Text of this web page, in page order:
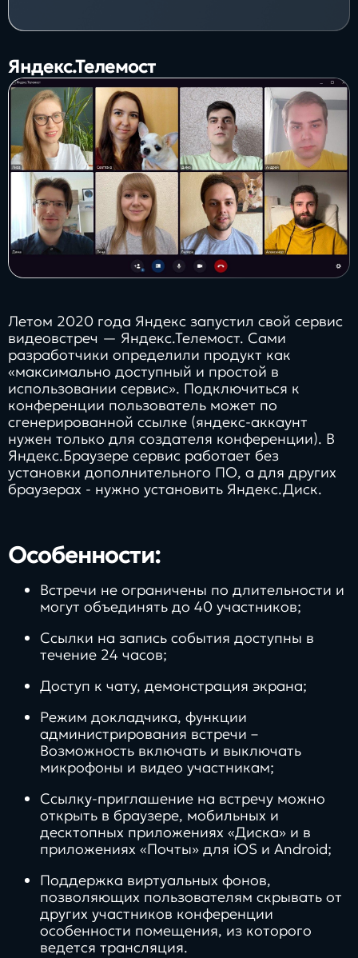
Заполнить
бриф
Контакты
8 800 505 34 99
info@direkt.ink
Яндекс.Телемост
Летом 2020 года Яндекс запустил свой сервис
видеовстреч — Яндекс.Телемост. Сами
разработчики определили продукт как
«максимально доступный и простой в
использовании сервис». Подключиться к
конференции пользователь может по
сгенерированной ссылке (яндекс-аккаунт
нужен только для создателя конференции). В
Яндекс.Браузере сервис работает без
установки дополнительного ПО, а для других
браузерах - нужно установить Яндекс.Диск.
Особенности:
Встречи не ограничены по длительности и
могут объединять до 40 участников;
Ссылки на запись события доступны в
течение 24 часов;
Доступ к чату, демонстрация экрана;
Режим докладчика, функции
администрирования встречи –
Возможность включать и выключать
микрофоны и видео участникам;
Ссылку-приглашение на встречу можно
открыть в браузере, мобильных и
десктопных приложениях «Диска» и в
приложениях «Почты» для iOS и Android;
Поддержка виртуальных фонов,
позволяющих пользователям скрывать от
других участников конференции
особенности помещения, из которого
ведется трансляция.